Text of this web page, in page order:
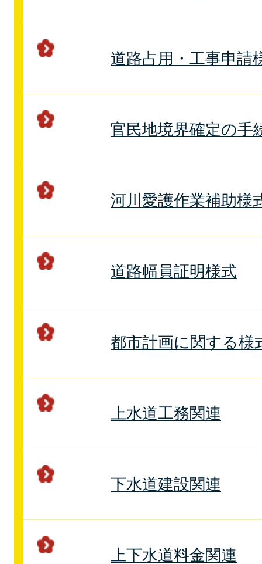
道路占用・工事申請
官民地境界確定の手
河川愛護作業補助様
道路幅員証明様式
都市計画に関する様
上水道工務関連
下水道建設関連
上下水道料金関連